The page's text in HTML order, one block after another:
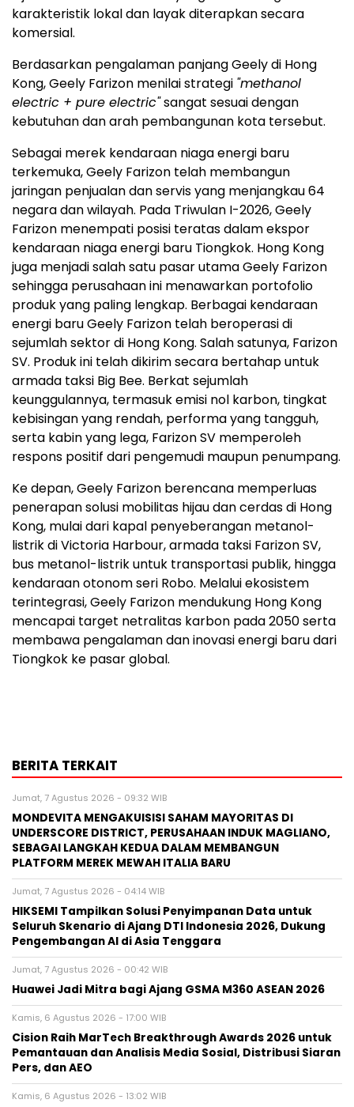
karakteristik lokal dan layak diterapkan secara
komersial.
Berdasarkan pengalaman panjang Geely di Hong
Kong, Geely Farizon menilai strategi "methanol
electric + pure electric"sangat sesuai dengan
kebutuhan dan arah pembangunan kota tersebut.
Sebagai merek kendaraan niaga energi baru
terkemuka, Geely Farizon telah membangun
jaringan penjualan dan servis yang menjangkau 64
negara dan wilayah. Pada Triwulan I-2026, Geely
Farizon menempati posisi teratas dalam ekspor
kendaraan niaga energi baru Tiongkok. Hong Kong
juga menjadi salah satu pasar utama Geely Farizon
sehingga perusahaan ini menawarkan portofolio
produk yang paling lengkap. Berbagai kendaraan
energi baru Geely Farizon telah beroperasi di
sejumlah sektor di Hong Kong. Salah satunya, Farizon
SV. Produk ini telah dikirim secara bertahap untuk
armada taksi Big Bee. Berkat sejumlah
keunggulannya, termasuk emisi nol karbon, tingkat
kebisingan yang rendah, performa yang tangguh,
serta kabin yang lega, Farizon SV memperoleh
respons positif dari pengemudi maupun penumpang.
Ke depan, Geely Farizon berencana memperluas
penerapan solusi mobilitas hijau dan cerdas di Hong
Kong, mulai dari kapal penyeberangan metanol-
listrik di Victoria Harbour, armada taksi Farizon SV,
bus metanol-listrik untuk transportasi publik, hingga
kendaraan otonom seri Robo. Melalui ekosistem
terintegrasi, Geely Farizon mendukung Hong Kong
mencapai target netralitas karbon pada 2050 serta
membawa pengalaman dan inovasi energi baru dari
Tiongkok ke pasar global.
BERITA TERKAIT
Jumat, 7 Agustus 2026 - 09:32 WIB
MONDEVITA MENGAKUISISI SAHAM MAYORITAS DI
UNDERSCORE DISTRICT, PERUSAHAAN INDUK MAGLIANO,
SEBAGAI LANGKAH KEDUA DALAM MEMBANGUN
PLATFORM MEREK MEWAH ITALIA BARU
Jumat, 7 Agustus 2026 - 04:14 WIB
HIKSEMI Tampilkan Solusi Penyimpanan Data untuk
Seluruh Skenario di Ajang DTI Indonesia 2026, Dukung
Pengembangan AI di Asia Tenggara
Jumat, 7 Agustus 2026 - 00:42 WIB
Huawei Jadi Mitra bagi Ajang GSMA M360 ASEAN 2026
Kamis, 6 Agustus 2026 - 17:00 WIB
Cision Raih MarTech Breakthrough Awards 2026 untuk
Pemantauan dan Analisis Media Sosial, Distribusi Siaran
Pers, dan AEO
Kamis, 6 Agustus 2026 - 13:02 WIB